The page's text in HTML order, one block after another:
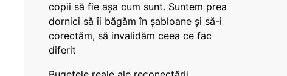
copii să fie așa cum sunt. Suntem prea
dornici să îi băgăm în șabloane și să-i
corectăm, să invalidăm ceea ce fac
diferit